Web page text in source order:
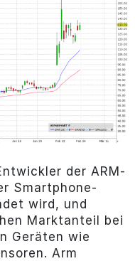
der ARM-
Smartphone-
wird, und
Marktanteil bei
Geräten wie
Arm